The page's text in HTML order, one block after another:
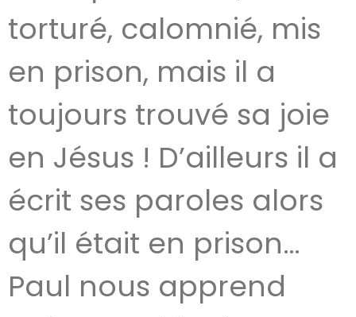
torturé, calomnié, mis
en prison, mais il a
toujours trouvé sa joie
en Jésus ! D’ailleurs il a
écrit ses paroles alors
qu’il était en prison…
Paul nous apprend